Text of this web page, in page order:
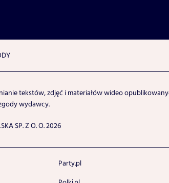
tekstów, zdjęć i materiałów wideo
wydawcy.
SP. Z O. O. 2026
Party.pl